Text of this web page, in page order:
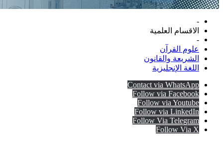
-
الاقسام العلمية
-
علوم القرآن
الشريعة والقانون
اللغة الإنجليزية
Contact via WhatsApp
Follow via Facebook
Follow via Youtube
Follow via LinkedIn
Follow Via Telegram
Follow Via X